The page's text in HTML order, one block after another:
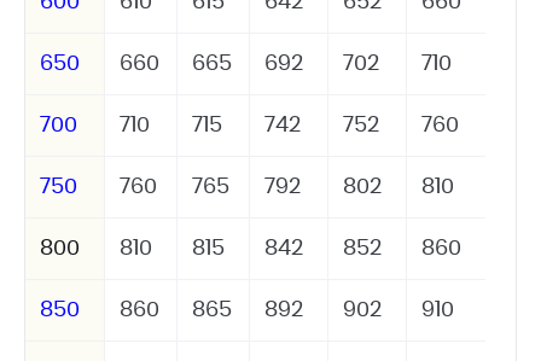
650 660 665 692 702 710
700 710 715 742 752 760
750 760 765 792 802 810
800 810 815 842 852 860
850 860 865 892 902 910